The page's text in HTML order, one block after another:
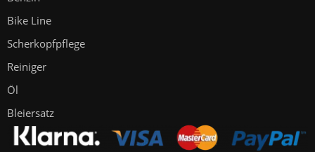
Bike Line
Scherkopfpflege
Reiniger
Öl
Bleiersatz